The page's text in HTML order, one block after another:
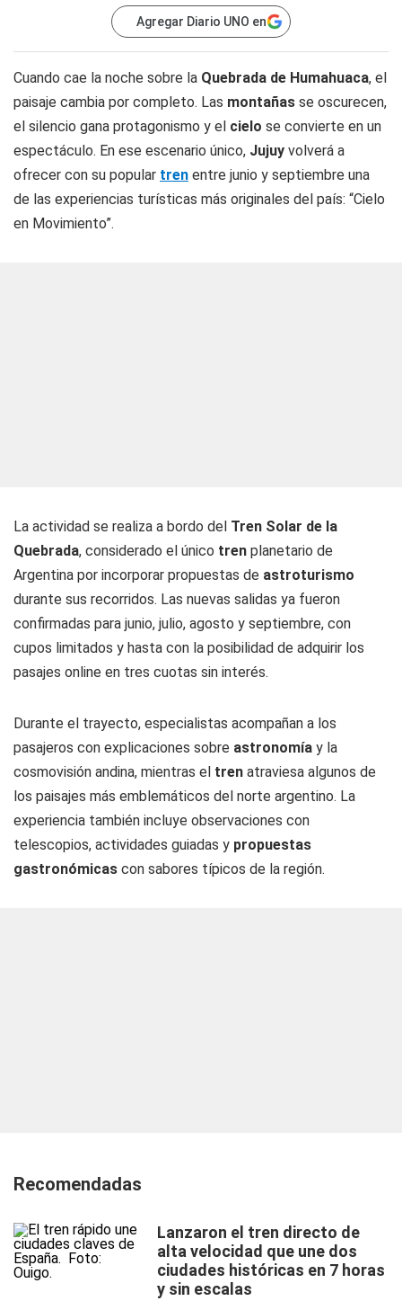
Agregar Diario UNO en
Cuando cae la noche sobre la Quebrada de Humahuaca, el
paisaje cambia por completo. Las montañas se oscurecen,
el silencio gana protagonismo y el cielo se convierte en un
espectáculo. En ese escenario único, Jujuy volverá a
ofrecer con su popular tren entre junio y septiembre una
de las experiencias turísticas más originales del país: “Cielo
en Movimiento”.
La actividad se realiza a bordo del Tren Solar de la
Quebrada, considerado el único tren planetario de
Argentina por incorporar propuestas de astroturismo
durante sus recorridos. Las nuevas salidas ya fueron
confirmadas para junio, julio, agosto y septiembre, con
cupos limitados y hasta con la posibilidad de adquirir los
pasajes online en tres cuotas sin interés.
Durante el trayecto, especialistas acompañan a los
pasajeros con explicaciones sobre astronomía y la
cosmovisión andina, mientras el tren atraviesa algunos de
los paisajes más emblemáticos del norte argentino. La
experiencia también incluye observaciones con
telescopios, actividades guiadas y propuestas
gastronómicas con sabores típicos de la región.
Recomendadas
Lanzaron el tren directo de
alta velocidad que une dos
ciudades históricas en 7 horas
y sin escalas